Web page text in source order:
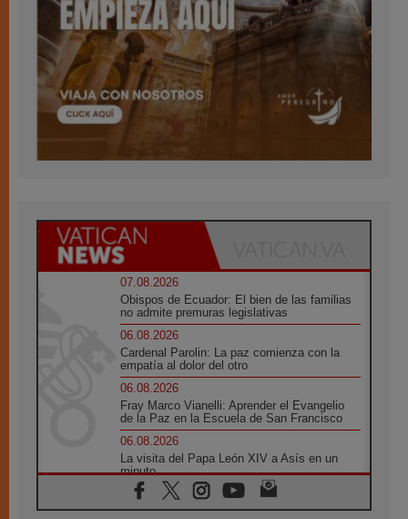
07.08.2026
Obispos de Ecuador: El bien de las familias
no admite premuras legislativas
06.08.2026
Cardenal Parolin: La paz comienza con la
empatía al dolor del otro
06.08.2026
Fray Marco Vianelli: Aprender el Evangelio
de la Paz en la Escuela de San Francisco
06.08.2026
La visita del Papa León XIV a Asís en un
minuto
06.08.2026
El agradecimiento de los jóvenes al Papa: